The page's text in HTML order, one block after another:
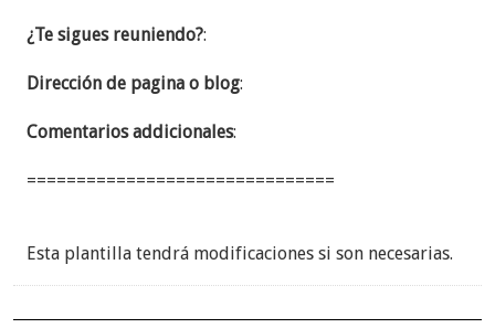
¿Te sigues reuniendo?:
Dirección de pagina o blog:
Comentarios addicionales:
===============================
Esta plantilla tendrá modificaciones si son necesarias.